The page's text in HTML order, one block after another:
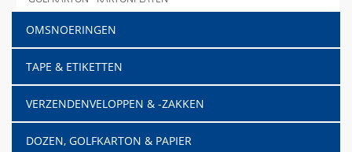
OMSNOERINGEN
TAPE & ETIKETTEN
VERZENDENVELOPPEN & -ZAKKEN
DOZEN, GOLFKARTON & PAPIER